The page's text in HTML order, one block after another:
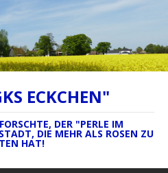
ECKCHEN"
DER "PERLE IM
DIE MEHR ALS ROSEN ZU
HAT!